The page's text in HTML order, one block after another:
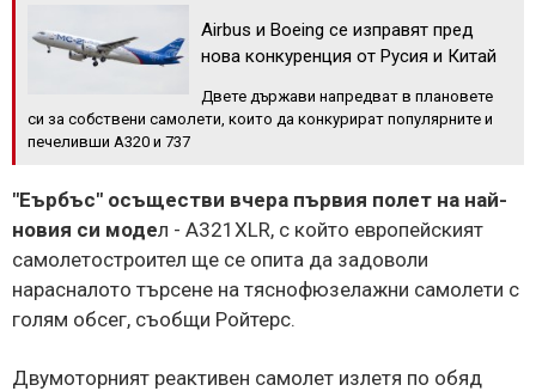
Airbus и Boeing се изправят пред
нова конкуренция от Русия и Китай
Двете държави напредват в плановете
си за собствени самолети, които да конкурират популярните и
печеливши A320 и 737
"Еърбъс" осъществи вчера първия полет на най-
новия си модел - A321XLR, с който европейският
самолетостроител ще се опита да задоволи
нарасналото търсене на тяснофюзелажни самолети с
голям обсег, съобщи Ройтерс.
Двумоторният реактивен самолет излетя по обяд